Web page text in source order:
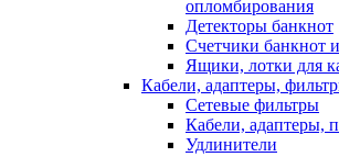
опломбирования
Детекторы банкнот
Счетчики банкнот
Ящики, лотки для
Кабели, адаптеры,
Сетевые фильтры
Кабели, адаптеры,
Удлинители